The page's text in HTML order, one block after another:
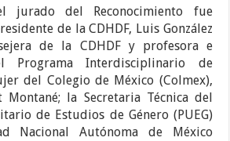
jurado del Reconocimiento fue
de la CDHDF, Luis González
de la CDHDF y profesora e
Programa Interdisciplinario de
del Colegio de México (Colmex),
Montané; la Secretaria Técnica del
de Estudios de Género (PUEG)
Nacional Autónoma de México